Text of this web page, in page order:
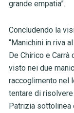
grande empatia”.
Concludendo la
“Manichini in riva
De Chirico e
visto nei due
raccoglimento nel
tentare di risolvere
Patrizia sottolinea